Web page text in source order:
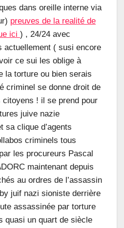
dans oreille interne via
preuves de la realité de
ici ) , 24/24 avec
actuellement ( susi encore
ce sui les oblige à
la torture ou bien serais
criminel se donne droit de
! il se prend pour
juive nazie
sa clique d’agents
criminels tous
les procureurs Pascal
maintenant depuis
au ordres de l’assassin
juif nazi sioniste derrière
assassinée par torture
quasi un quart de siècle